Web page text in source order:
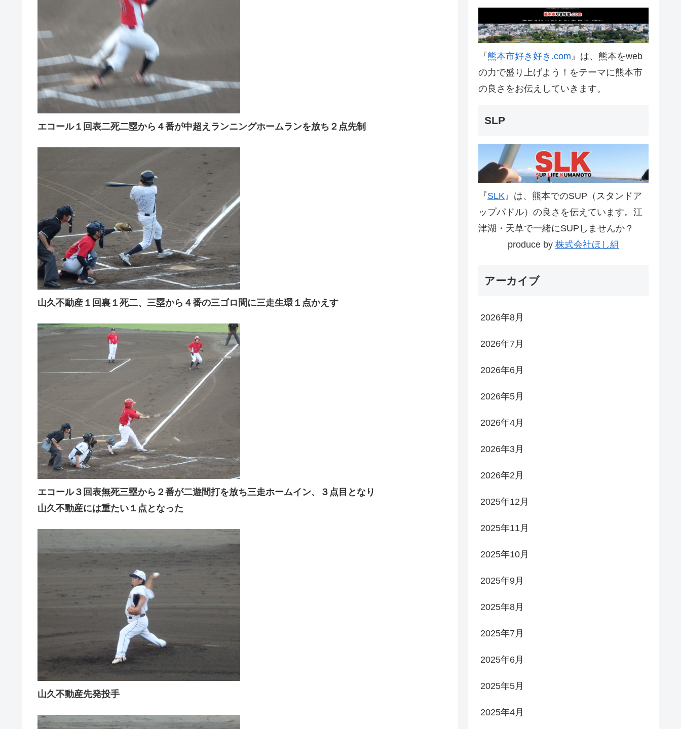
エコール１回表二死二塁から４番が中超えランニングホームランを放ち２点先制
山久不動産１回裏１死二、三塁から４番の三ゴロ間に三走生環１点かえす
エコール３回表無死三塁から２番が二遊間打を放ち三走ホームイン、３点目となり
山久不動産には重たい１点となった
山久不動産先発投手
『熊本市好き好き.com 』は、熊本をweb
の力で盛り上げよう！をテーマに熊本市
の良さをお伝えしていきます。
SLP
『SLK 』は、熊本でのSUP（スタンドア
ップパドル）の良さを伝えています。江
津湖・天草で一緒にSUPしませんか？
produce by 株式会社ほし組
アーカイブ
2026年8月
2026年7月
2026年6月
2026年5月
2026年4月
2026年3月
2026年2月
2025年12月
2025年11月
2025年10月
2025年9月
2025年8月
2025年7月
2025年6月
2025年5月
2025年4月